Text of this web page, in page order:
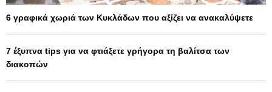
6 γραφικά χωριά των Κυκλάδων που αξίζει να ανακαλύψετε
7 έξυπνα tips για να φτιάξετε γρήγορα τη βαλίτσα των
διακοπών